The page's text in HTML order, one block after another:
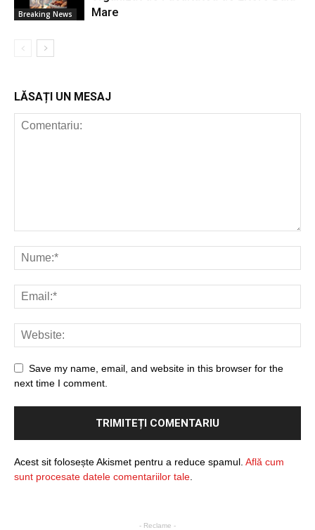
Breaking News
Mare
LĂSAȚI UN MESAJ
Save my name, email, and website in this browser for the
next time I comment.
Acest sit folosește Akismet pentru a reduce spamul. Află cum
sunt procesate datele comentariilor tale
- Reclame -